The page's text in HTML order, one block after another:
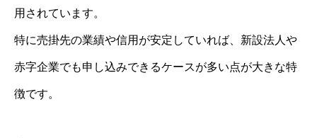
用されています。
特に売掛先の業績や信用が安定していれば、新設法人や
赤字企業でも申し込みできるケースが多い点が大きな特
徴です。